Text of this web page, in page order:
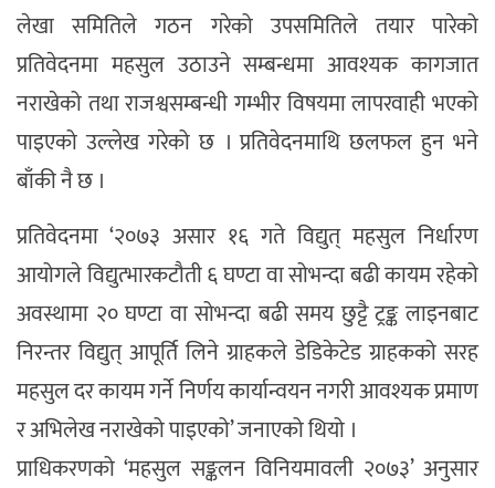
लेखा समितिले गठन गरेको उपसमितिले तयार पारेको
प्रतिवेदनमा महसुल उठाउने सम्बन्धमा आवश्यक कागजात
नराखेको तथा राजश्वसम्बन्धी गम्भीर विषयमा लापरवाही भएको
पाइएको उल्लेख गरेको छ । प्रतिवेदनमाथि छलफल हुन भने
बाँकी नै छ ।
प्रतिवेदनमा ‘२०७३ असार १६ गते विद्युत् महसुल निर्धारण
आयोगले विद्युत्भारकटौती ६ घण्टा वा सोभन्दा बढी कायम रहेको
अवस्थामा २० घण्टा वा सोभन्दा बढी समय छुट्टै ट्रङ्क लाइनबाट
निरन्तर विद्युत् आपूर्ति लिने ग्राहकले डेडिकेटेड ग्राहकको सरह
महसुल दर कायम गर्ने निर्णय कार्यान्वयन नगरी आवश्यक प्रमाण
र अभिलेख नराखेको पाइएको’ जनाएको थियो ।
प्राधिकरणको ‘महसुल सङ्कलन विनियमावली २०७३’ अनुसार